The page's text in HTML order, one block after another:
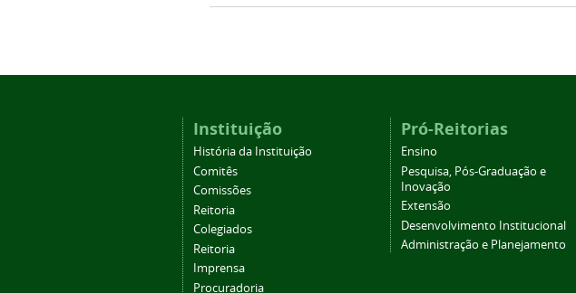
Instituição
História da Instituição
Comitês
Comissões
Reitoria
Colegiados
Reitoria
Imprensa
Procuradoria
Pró-Reitorias
Ensino
Pesquisa, Pós-Graduação e
Inovação
Extensão
Desenvolvimento Institucional
Administração e Planejamento